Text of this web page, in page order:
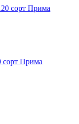
сорт Прима